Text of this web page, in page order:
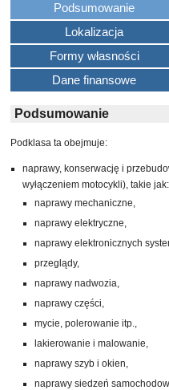
Podsumowanie
Lokalizacja
Formy własności
Dane finansowe
Podsumowanie
Podklasa ta obejmuje:
naprawy, konserwację i
wyłączeniem motocykli), takie jak:
naprawy mechaniczne,
naprawy elektryczne,
naprawy elektronicznych
przeglądy,
naprawy nadwozia,
naprawy części,
mycie, polerowanie itp.,
lakierowanie i malowanie,
naprawy szyb i okien,
naprawy siedzeń